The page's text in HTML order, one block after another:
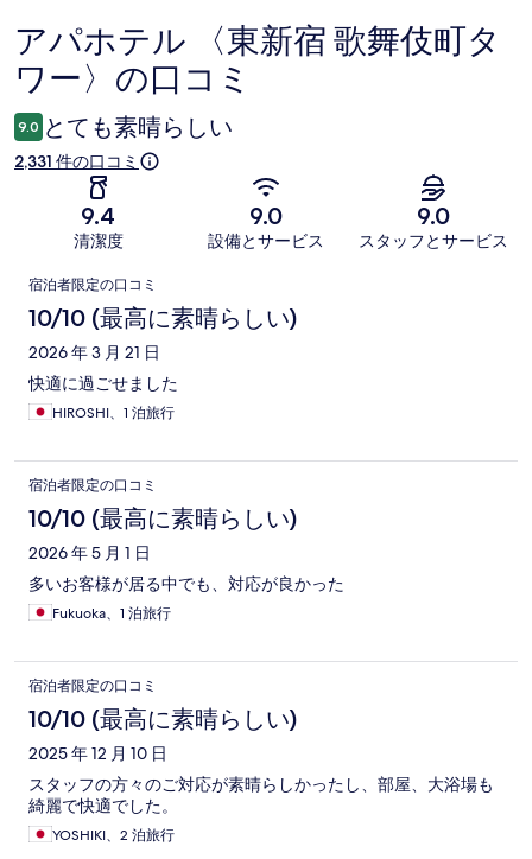
口
コ
ミ
アパホテル 〈東新宿 歌舞伎町タ
ワー〉の口コミ
9.0 とても素晴らしい
2,331 件の口コミ
9.4
清潔度
9.0
設備とサービス
9.0
スタッフとサービス
口
コ
ミ
宿泊者限定の口コミ
10/10 (最高に素晴らしい)
2026 年 3 月 21 日
快適に過ごせました
HIROSHI、1 泊旅行
宿泊者限定の口コミ
10/10 (最高に素晴らしい)
2026 年 5 月 1 日
多いお客様が居る中でも、対応が良かった
Fukuoka、1 泊旅行
宿泊者限定の口コミ
10/10 (最高に素晴らしい)
2025 年 12 月 10 日
スタッフの方々のご対応が素晴らしかったし、部屋、大浴場も
綺麗で快適でした。
YOSHIKI、2 泊旅行